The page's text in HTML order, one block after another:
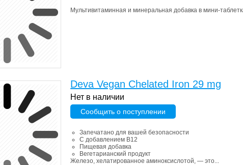
Мультивитаминная и минеральная добавка в мини-
Deva Vegan Chelated Iron 29 mg
Нет в наличии
Сообщить о поступлении
Запечатано для вашей безопасности
С добавлением B12
Пищевая добавка
Вегетарианский продукт
Железо, хелатированное аминоксислотой, — это...